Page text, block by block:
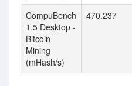
CompuBench
1.5 Desktop -
Bitcoin
Mining
(mHash/s)
470.237